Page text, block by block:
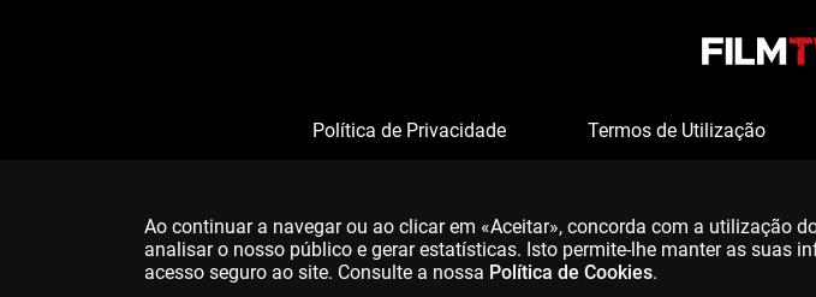
Política de Privacidade Termos de Utilização
Ao continuar a navegar ou ao clicar em «Aceitar», concorda com a utilização
analisar o nosso público e gerar estatísticas. Isto permite-lhe manter as suas
acesso seguro ao site. Consulte a nossa Política de Cookies.